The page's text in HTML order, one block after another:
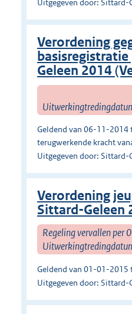
Uitgegeven door: Sittard-
Verordening
Geleen 2014
Geldend van 06-11-
terugwerkende kracht
Uitgegeven door: Sittard-
Verordening
Sittard-Geleen
Regeling vervallen
Geldend van 01-01-
Uitgegeven door: Sittard-